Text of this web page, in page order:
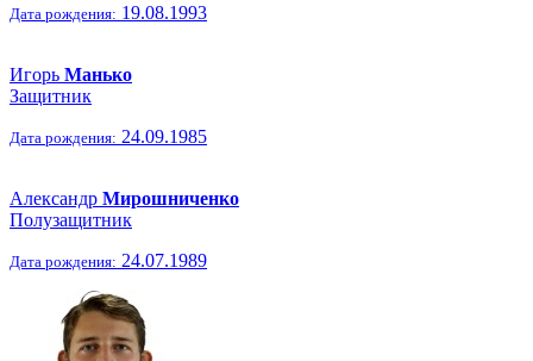
Дата рождения: 19.08.1993
Игорь Манько
Защитник
Дата рождения: 24.09.1985
Александр Мирошниченко
Полузащитник
Дата рождения: 24.07.1989